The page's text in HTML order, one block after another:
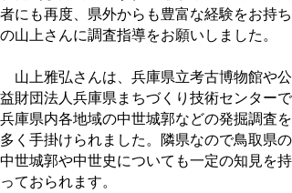
者にも再度、県外からも豊富な経験をお持ち
の山上さんに調査指導をお願いしました。
山上雅弘さんは、兵庫県立考古博物館や公
益財団法人兵庫県まちづくり技術センターで
兵庫県内各地域の中世城郭などの発掘調査を
多く手掛けられました。隣県なので鳥取県の
中世城郭や中世史についても一定の知見を持
っておられます。